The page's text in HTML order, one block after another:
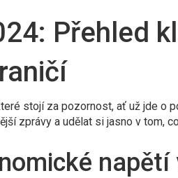
Přehled
stojí za pozornost, ať už jde o
zprávy a udělat si jasno v tom,
napětí